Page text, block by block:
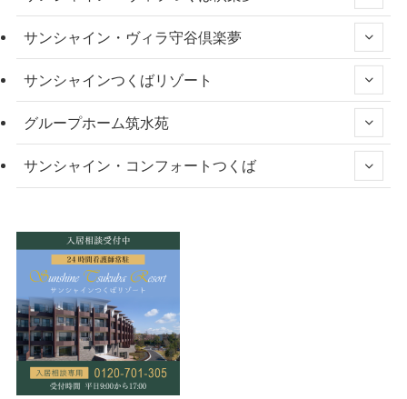
サンシャイン・ヴィラ守谷倶楽夢
サンシャインつくばリゾート
グループホーム筑水苑
サンシャイン・コンフォートつくば